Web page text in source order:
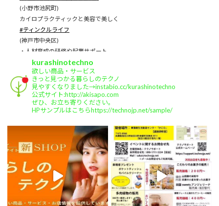
(小野市池尻町)
カイロプラクティックと美容で美しく
#ティンクルライフ
(神戸市中央区)
・人材育成の研修や起業サポート
#中島省悟税理士事務所
(加古川市加古川町)
・税の申告からご相談まで。
#elalivoピラティスサロン
(加古川市別府町)
・ピラティスや食や運動の専門家
#心花(このか)
・フラワーアレジメント教室を保育園等で主催
#ホームスクールこどりーむ
(加古川市尾上町)
・ホームスクールの運営
#テクノ総合コンサルティング
(加古川市平岡町)
kurashinotechno
欲しい商品・サービス
きっと見つかる暮らしのテクノ
見やすくなりました→instabio.cc/kurashinotechno
公式サイト:http://akisapo.com
ぜひ、お立ち寄りください。
HPサンプルはこちらhttps://technojp.net/sample/